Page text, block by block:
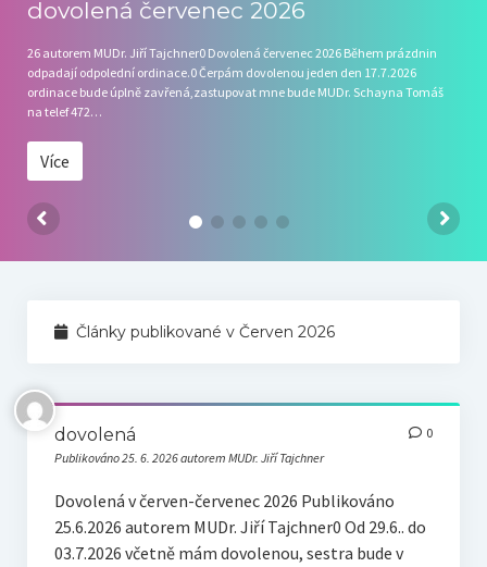
Odběr novinek
Ordinační hodiny
Náš tým
Odkazy
dovolená červenec 2026
26 autorem MUDr. Jiří Tajchner0 Dovolená červenec 2026 Během prázdnin
odpadají odpolední ordinace.0 Čerpám dovolenou jeden den 17.7.2026
ordinace bude úplně zavřená,zastupovat mne bude MUDr. Schayna Tomáš
na telef 472…
Více
Články publikované v Červen 2026
dovolená
Publikováno 25. 6. 2026 autorem MUDr. Jiří Tajchner
0
Dovolená v červen-červenec 2026 Publikováno
25.6.2026 autorem MUDr. Jiří Tajchner0 Od 29.6.. do
03.7.2026 včetně mám dovolenou, sestra bude v